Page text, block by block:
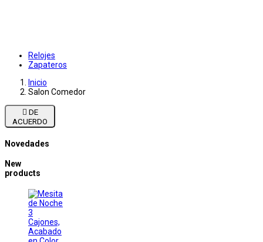
Relojes
Zapateros
Inicio
Salon Comedor

ACUERDO
Novedades
New
products